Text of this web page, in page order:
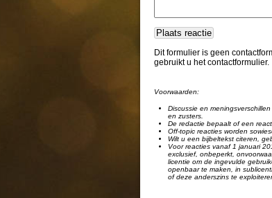
Dit formulier is geen
gebruikt u het contactformulier.
Voorwaarden:
Discussie en
en zusters.
De redactie bepaalt of een
Off-topic reacties worden
Wilt u een bijbeltekst citeren,
Voor reacties vanaf 1 januari
exclusief, onbeperkt,
licentie om de ingevulde
openbaar te maken, in
of deze anderszins te